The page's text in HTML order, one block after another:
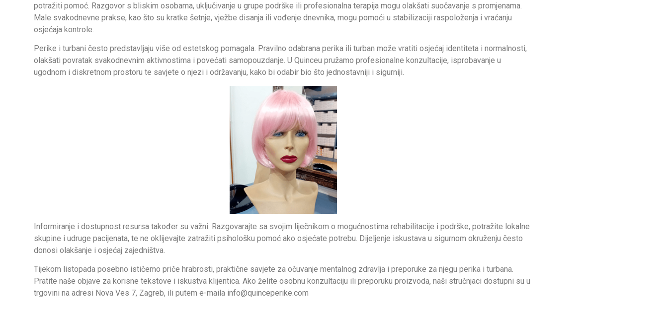
potražiti pomoć. Razgovor s bliskim osobama, uključivanje u grupe podrške ili profesionalna terapija mogu olakšati suočavanje s promjenama.
Male svakodnevne prakse, kao što su kratke šetnje, vježbe disanja ili vođenje dnevnika, mogu pomoći u stabilizaciji raspoloženja i vraćanju
osjećaja kontrole.
Perike i turbani često predstavljaju više od estetskog pomagala. Pravilno odabrana perika ili turban može vratiti osjećaj identiteta i normalnosti,
olakšati povratak svakodnevnim aktivnostima i povećati samopouzdanje. U Quinceu pružamo profesionalne konzultacije, isprobavanje u
ugodnom i diskretnom prostoru te savjete o njezi i održavanju, kako bi odabir bio što jednostavniji i sigurniji.
Informiranje i dostupnost resursa također su važni. Razgovarajte sa svojim liječnikom o mogućnostima rehabilitacije i podrške, potražite lokalne
skupine i udruge pacijenata, te ne oklijevajte zatražiti psihološku pomoć ako osjećate potrebu. Dijeljenje iskustava u sigurnom okruženju često
donosi olakšanje i osjećaj zajedništva.
Tijekom listopada posebno ističemo priče hrabrosti, praktične savjete za očuvanje mentalnog zdravlja i preporuke za njegu perika i turbana.
Pratite naše objave za korisne tekstove i iskustva klijentica. Ako želite osobnu konzultaciju ili preporuku proizvoda, naši stručnjaci dostupni su u
trgovini na adresi Nova Ves 7, Zagreb, ili putem e-maila info@quinceperike.com